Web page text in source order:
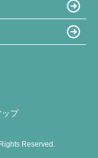
ップ
Reserved.